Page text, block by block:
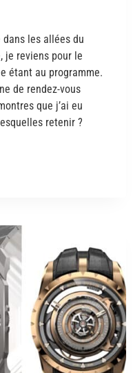
les allées du
je reviens pour le
étant au programme.
de rendez-vous
que j’ai eu
retenir ?